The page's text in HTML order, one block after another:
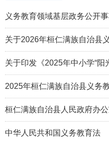
义务教育领域基层政务公开
关于2026年桓仁满族自治县
的意见
关于印发《2025年中小学“阳
的通知
2025年桓仁满族自治县义务
桓仁满族自治县人民政府办
族自治县农村义务教育学生营
中华人民共和国义务教育法